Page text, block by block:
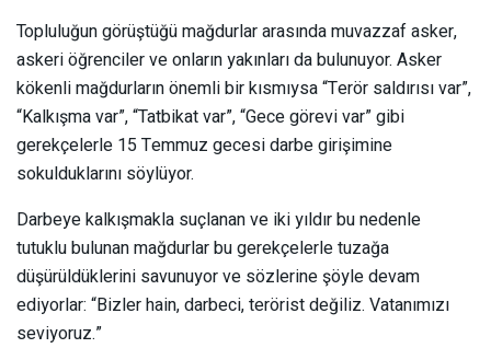
Topluluğun görüştüğü mağdurlar arasında muvazzaf asker,
askeri öğrenciler ve onların yakınları da bulunuyor. Asker
kökenli mağdurların önemli bir kısmıysa “Terör saldırısı var”,
“Kalkışma var”, “Tatbikat var”, “Gece görevi var” gibi
gerekçelerle 15 Temmuz gecesi darbe girişimine
sokulduklarını söylüyor.
Darbeye kalkışmakla suçlanan ve iki yıldır bu nedenle
tutuklu bulunan mağdurlar bu gerekçelerle tuzağa
düşürüldüklerini savunuyor ve sözlerine şöyle devam
ediyorlar: “Bizler hain, darbeci, terörist değiliz. Vatanımızı
seviyoruz.”